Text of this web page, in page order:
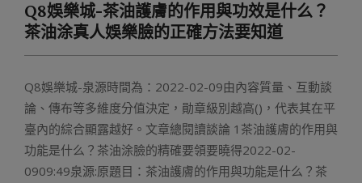
MenuQ8娛樂城-茶油護膚的作用與功效是什么？
茶油涂真人娛樂臉的正確方法要知道
Q8娛樂城-泉源時間為：2022-02-09由內容質量、互動談
論、傳布等多維度分值決定，勛章級別越高()，代表其在平
臺內的綜合顯露越好。文章總閱讀談論 1茶油護膚的作用與
功能是什么？茶油涂臉的精確要領要曉得2022-02-
0909:49泉源:原題目：茶油護膚的作用與功能是什么？茶